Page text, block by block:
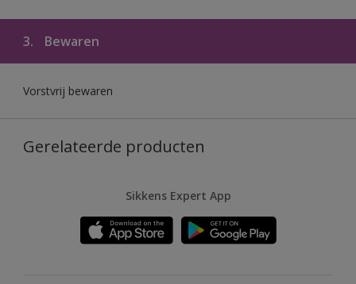
3. Bewaren
Vorstvrij bewaren
Gerelateerde producten
Sikkens Expert App